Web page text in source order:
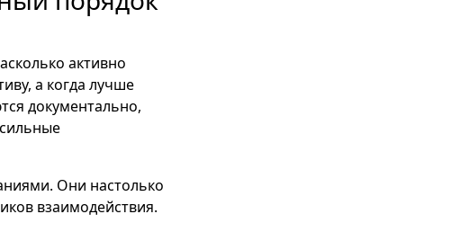
активно
а когда лучше
документально,
Они настолько
взаимодействия.